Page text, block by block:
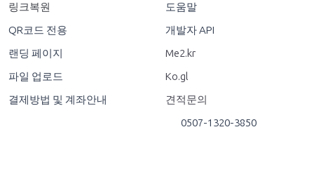
링크복원
QR코드 전용
랜딩 페이지
파일 업로드
결제방법 및 계좌안내
도움말
개발자 API
Me2.kr
Ko.gl
견적문의
0507-1320-3850